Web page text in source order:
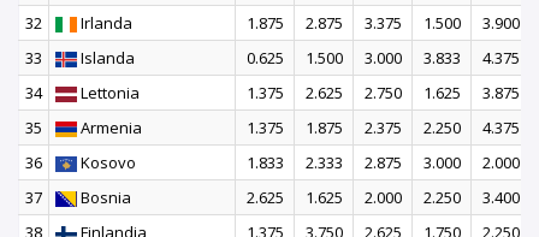
32
Irlanda 1.875 2.875 3.375 1.500 3.900
33
Islanda 0.625 1.500 3.000 3.833
4.375
34
Lettonia 1.375 2.625 2.750 1.625
3.875
35
Armenia 1.375 1.875 2.375 2.250
4.375
36
Kosovo 1.833 2.333 2.875 3.000
2.000
37
Bosnia 2.625 1.625 2.000 2.250 3.400
38
Finlandia 1.375 3.750 2.625 1.750 2.250